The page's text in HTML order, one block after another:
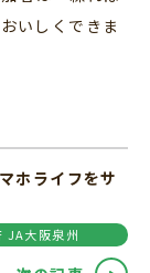
いしくできま
ホライフをサ
JA大阪泉州